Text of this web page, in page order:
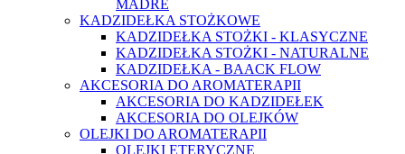
MADRE
KADZIDEŁKA STOŻKOWE
KADZIDEŁKA STOŻKI - KLASYCZNE
KADZIDEŁKA STOŻKI - NATURALNE
KADZIDEŁKA - BAACK FLOW
AKCESORIA DO AROMATERAPII
AKCESORIA DO KADZIDEŁEK
AKCESORIA DO OLEJKÓW
OLEJKI DO AROMATERAPII
OLEJKI ETERYCZNE